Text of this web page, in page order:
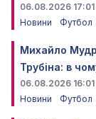
06.08.2026 17:01
Новини
Футбол
Михайло
Трубіна: в
06.08.2026 16:01
Новини
Футбол